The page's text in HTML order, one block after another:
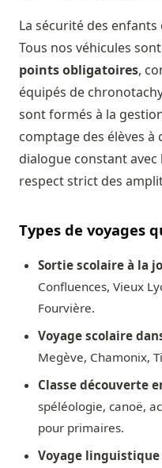
La sécurité des
Tous nos véhicules
points obligatoires,
équipés de
sont formés à la
comptage des élèves
dialogue constant
respect strict des
Types de voyages
Sortie scolaire à la
Confluences, Vieux
Fourvière.
Voyage scolaire
Megève, Chamonix,
Classe découverte
spéléologie, canoë,
pour primaires.
Voyage